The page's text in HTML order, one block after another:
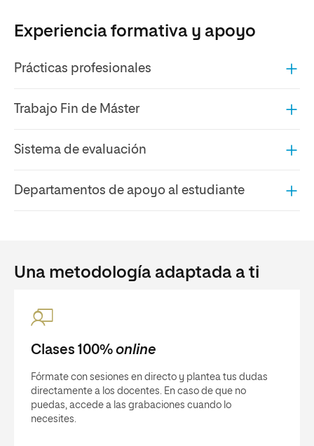
Experiencia formativa y apoyo
Prácticas profesionales
Trabajo Fin de Máster
Sistema de evaluación
Departamentos de apoyo al estudiante
Una metodología adaptada a ti
Clases 100% online
Fórmate con sesiones en directo y plantea tus dudas
directamente a los docentes. En caso de que no
puedas, accede a las grabaciones cuando lo
necesites.